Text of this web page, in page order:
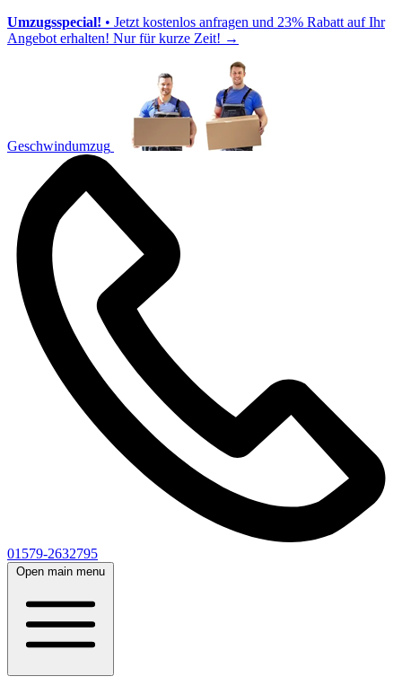
Umzugsspecial! • Jetzt kostenlos anfragen und 23% Rabatt auf Ihr
Angebot erhalten! Nur für kurze Zeit! →
Geschwindumzug
01579-2632795
Open main menu